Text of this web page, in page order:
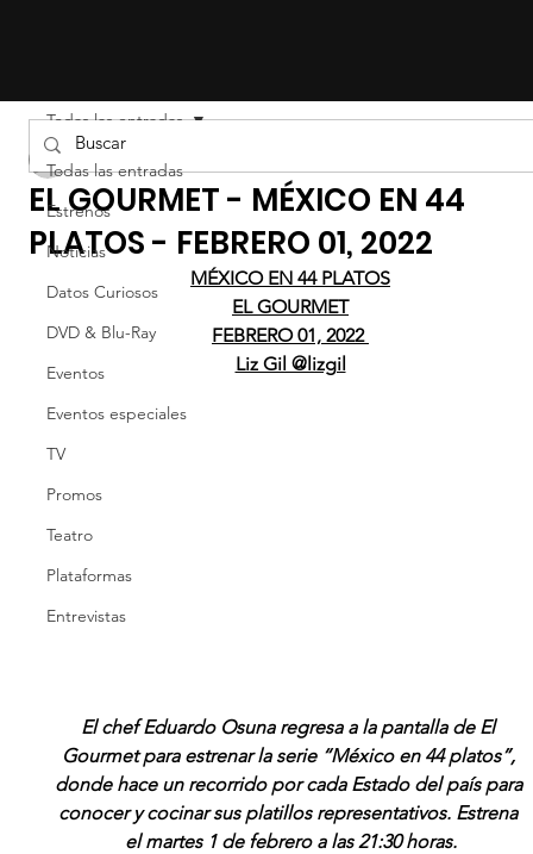
Todas las entradas
Estrenos
Noticias
Datos Curiosos
DVD & Blu-Ray
Eventos
Eventos especiales
TV
Promos
Teatro
Plataformas
Entrevistas
Todas las entradas
EL GOURMET - MÉXICO EN 44
PLATOS - FEBRERO 01, 2022
MÉXICO EN 44 PLATOS
EL GOURMET
FEBRERO 01, 2022
Liz Gil @lizgil
El chef Eduardo Osuna regresa a la pantalla de El
Gourmet para estrenar la serie “México en 44 platos”,
donde hace un recorrido por cada Estado del país para
conocer y cocinar sus platillos representativos. Estrena
el martes 1 de febrero a las 21:30 horas.